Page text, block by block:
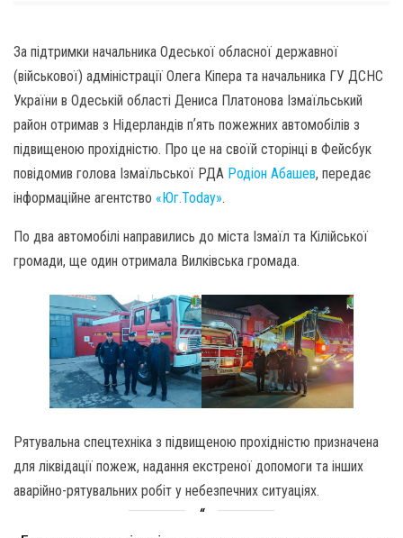
За підтримки начальника Одеської обласної державної
(військової) адміністрації Олега Кіпера та начальника ГУ ДСНС
України в Одеській області Дениса Платонова Ізмаїльський
район отримав з Нідерландів пʼять пожежних автомобілів з
підвищеною прохідністю. Про це на своїй сторінці в Фейсбук
повідомив голова Ізмаїльської РДА Родіон Абашев, передає
інформаційне агентство «Юг.Today».
По два автомобілі направились до міста Ізмаїл та Кілійської
громади, ще один отримала Вилківська громада.
Рятувальна спецтехніка з підвищеною прохідністю призначена
для ліквідації пожеж, надання екстреної допомоги та інших
аварійно-рятувальних робіт у небезпечних ситуаціях.